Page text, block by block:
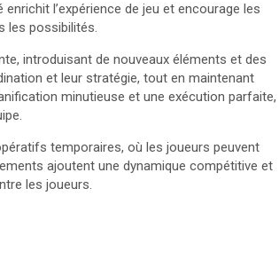
l’expérience de jeu et encourage les
les possibilités.
introduisant de nouveaux éléments et des
et leur stratégie, tout en maintenant
minutieuse et une exécution parfaite,
temporaires, où les joueurs peuvent
ajoutent une dynamique compétitive et
les joueurs.